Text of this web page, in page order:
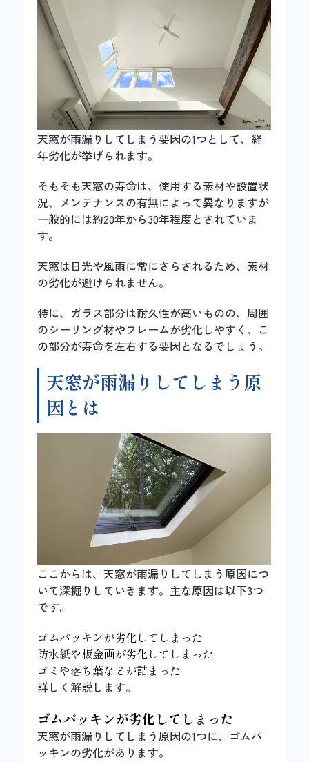
天窓が雨漏りしてしまう要因の1つとして、経
年劣化が挙げられます。
そもそも天窓の寿命は、使用する素材や設置状
況、メンテナンスの有無によって異なりますが
一般的には約20年から30年程度とされていま
す。
天窓は日光や風雨に常にさらされるため、素材
の劣化が避けられません。
特に、ガラス部分は耐久性が高いものの、周囲
のシーリング材やフレームが劣化しやすく、こ
の部分が寿命を左右する要因となるでしょう。
天窓が雨漏りしてしまう原
因とは
ここからは、天窓が雨漏りしてしまう原因につ
いて深掘りしていきます。主な原因は以下3つ
です。
ゴムパッキンが劣化してしまった
防水紙や板金画が劣化してしまった
ゴミや落ち葉などが詰まった
詳しく解説します。
ゴムパッキンが劣化してしまった
天窓が雨漏りしてしまう原因の1つに、ゴムパ
ッキンの劣化があります。